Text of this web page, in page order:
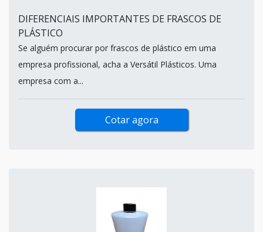
DIFERENCIAIS IMPORTANTES DE FRASCOS DE
PLÁSTICO
Se alguém procurar por frascos de plástico em uma
empresa profissional, acha a Versátil Plásticos. Uma
empresa com a...
Cotar agora